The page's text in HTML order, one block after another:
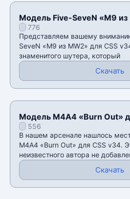
Модель Five-SeveN «M9 из
v34776
Представляем вашему
SeveN «M9 из MW2» для CSS
знаменитого шутера, который
Скачать
Модель М4А4 «Burn Out»
556
В нашем арсенале нашлось
М4А4 «Burn Out» для CSS v34.
неизвестного автора не
Скачать